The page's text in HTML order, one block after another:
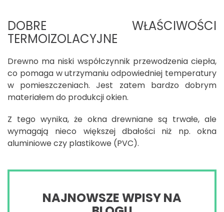
DOBRE WŁAŚCIWOŚCI
TERMOIZOLACYJNE
Drewno ma niski współczynnik przewodzenia ciepła,
co pomaga w utrzymaniu odpowiedniej temperatury
w pomieszczeniach. Jest zatem bardzo dobrym
materiałem do produkcji okien.
Z tego wynika, że okna drewniane są trwałe, ale
wymagają nieco większej dbałości niż np. okna
aluminiowe czy plastikowe (PVC).
NAJNOWSZE WPISY NA